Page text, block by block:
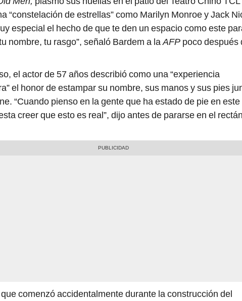
“constelación de estrellas” como Marilyn Monroe y Jack
especial el hecho de que te den un espacio como este
nombre, tu rasgo”, señaló Bardem a laAFP poco después
el actor de 57 años describió como una “experiencia
el honor de estampar su nombre, sus manos y sus pies
“Cuando pienso en la gente que ha estado de pie en
creer que esto es real”, dijo antes de pararse en el
comenzó accidentalmente durante la construcción del